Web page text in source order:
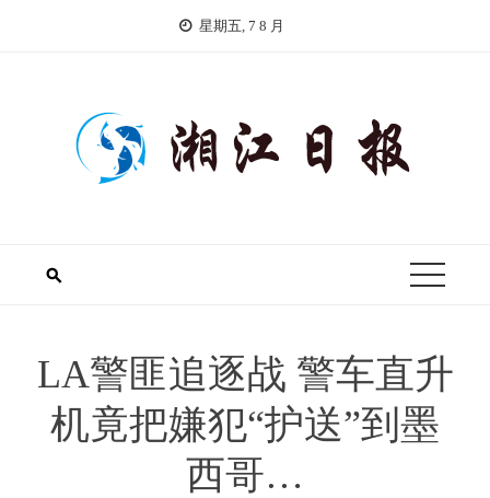
星期五, 7 8 月
LA警匪追逐战 警车直升
机竟把嫌犯“护送”到墨
西哥…